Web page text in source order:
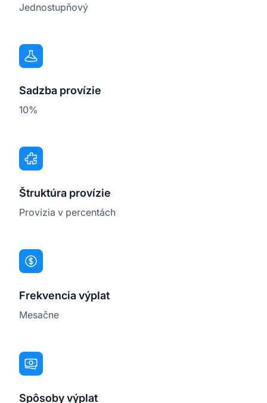
Jednostupňový
Sadzba provízie
10%
Štruktúra provízie
Provízia v percentách
Frekvencia výplat
Mesačne
Spôsoby výplat